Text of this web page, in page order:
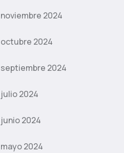
noviembre 2024
octubre 2024
septiembre 2024
julio 2024
junio 2024
mayo 2024